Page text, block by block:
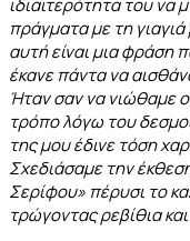
ιδιαιτερότητα του
πράγματα με τη
αυτή είναι μια φράση
έκανε πάντα να
Ήταν σαν να νιώθαμε ο
τρόπο λόγω του
της μου έδινε τόση
Σχεδιάσαμε την
Σερίφου» πέρυσι το
τρώγοντας ρεβίθια